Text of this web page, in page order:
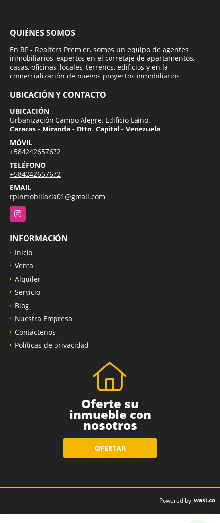
QUIÉNES SOMOS
En RP - Realtors Premier, somos un equipo de agentes
inmobiliarios, expertos en el corretaje de apartamentos,
casas, oficinas, locales, terrenos, edificios y en la
comercialización de nuevos proyectos inmobiliarios.
UBICACIÓN Y CONTACTO
UBICACIÓN
Urbanización Campo Alegre, Edificio Laino.
Caracas - Miranda - Dtto. Capital - Venezuela
MÓVIL
+584242657672
TELÉFONO
+584242657672
EMAIL
rpinmobiliaria01@gmail.com
Instagram
INFORMACIÓN
Inicio
Venta
Alquiler
Servicio
Blog
Nuestra Empresa
Contáctenos
Políticas de privacidad
Oferte su
inmueble con
nosotros
OFERTAR
Powered by:wasi.co